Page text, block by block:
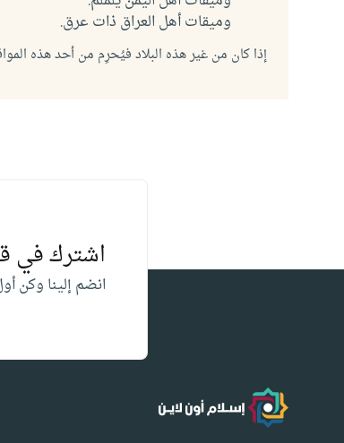
وميقات أهل العراق ذات عرق.
إذا كان من غير هذه البلاد فيُحرِم من أحد هذه
اشترك في
انضم إلينا وكن
فقه المسلم - إسلام أون لاين